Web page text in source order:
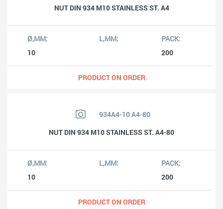
NUT DIN 934 M10 STAINLESS ST. A4
10 200
PRODUCT ON ORDER
934A4-10 A4-80
NUT DIN 934 M10 STAINLESS ST. A4-80
10 200
PRODUCT ON ORDER